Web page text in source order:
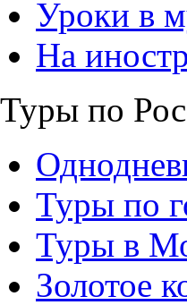
Уроки в
На
Туры по
Туры по
Туры в
Золотое